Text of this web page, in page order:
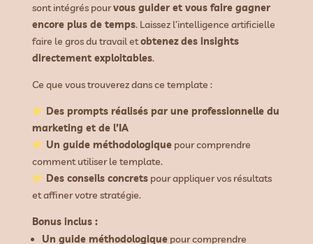
sont intégrés pourvous guider et vous faire gagner
encore plus de temps. Laissez l’intelligence artificielle
faire le gros du travail etobtenez des insights
directement exploitables.
Ce que vous trouverez dans ce template :
Des prompts réalisés par une professionnelle du
marketing et de l’IA
Un guide méthodologique pour comprendre
comment utiliser le template.
Des conseils concrets pour appliquer vos résultats
et affiner votre stratégie.
Bonus inclus :
Un guide méthodologique pour comprendre